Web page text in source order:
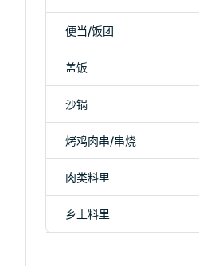
便当/饭团
盖饭
沙锅
烤鸡肉串/串烧
肉类料里
乡土料里